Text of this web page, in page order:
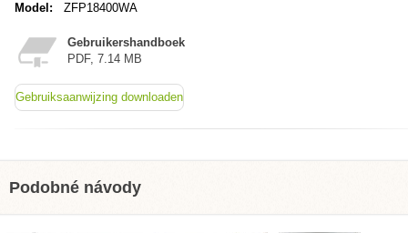
Model:
ZFP18400WA
Gebruikershandboek
PDF, 7.14 MB
Gebruiksaanwijzing downloaden
Podobné návody